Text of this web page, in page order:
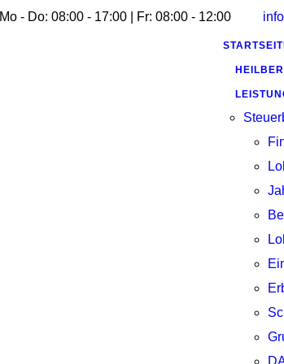
Mo - Do: 08:00 - 17:00 | Fr: 08:00 - 12:00